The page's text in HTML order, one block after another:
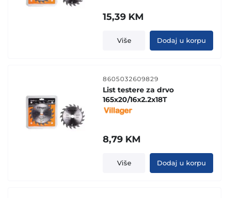
15,39 KM
Više Dodaj u korpu
8605032609829
List testere za drvo
165x20/16x2.2x18T
8,79 KM
Više Dodaj u korpu